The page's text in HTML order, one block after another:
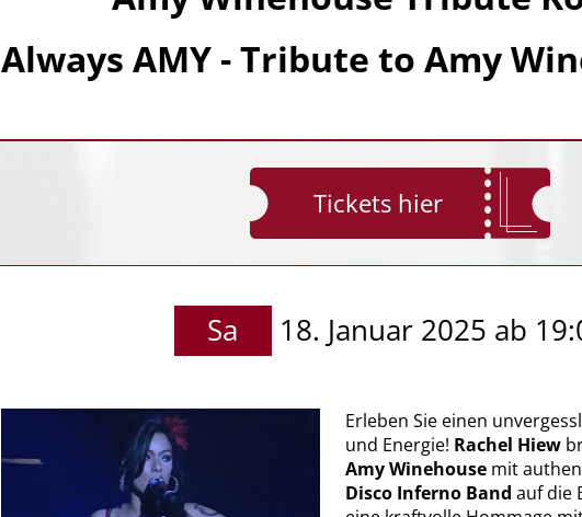
Always AMY - Tribute to Amy
Tickets hier
Sa 18. Januar 2025 ab
Erleben Sie einen
und Energie! Rachel Hiew
Amy Winehousemit
Disco Inferno Band auf die